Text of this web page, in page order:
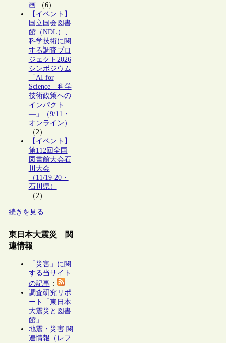
画（6）
【イベント】
国立国会図書
館（NDL）、
科学技術に関
する調査プロ
ジェクト2026
シンポジウム
「AI for
Science―科学
技術政策への
インパクト
―」（9/11・
オンライン）
（2）
【イベント】
第112回全国
図書館大会石
川大会
（11/19-20・
石川県）
（2）
続きを見る
東日本大震災 関
連情報
「災害」に関
する当サイト
の記事：
調査研究リポ
ート「東日本
大震災と図書
館」
地震・災害 関
連情報（レフ